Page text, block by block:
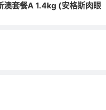
套餐A 1.4kg (安格斯肉眼